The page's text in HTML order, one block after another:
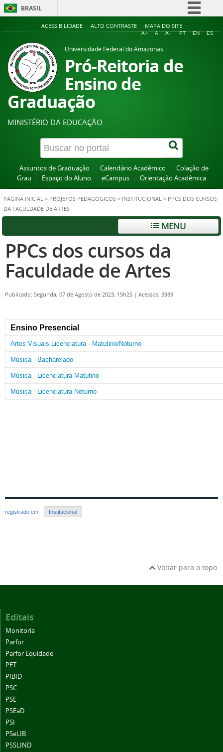
BRASIL
Simplifique!
Acesso à informação
ACESSIBILIDADE ALTO CONTRASTE MAPA DO SITE
A+ A A- PT EN ES
Universidade Federal do Amazonas
Pró-Reitoria de
Ensino de
Graduação
MINISTÉRIO DA EDUCAÇÃO
Assuntos de Graduação Calendário Acadêmico
Colação de
Grau
Espaço do Aluno eCampus Orientação Acadêmica
PÁGINA INICIAL > PROJETOS PEDAGÓGICOS > INSTITUCIONAL > PPCS DOS CURSOS
DA FACULDADE DE ARTES
MENU
PPCs dos cursos da
Faculdade de Artes
Publicado: Segunda, 07 de Agosto de 2023, 15h25 | Acessos: 3389
Ensino Presencial
Artes Visuais Licenciatura - Matutino/Noturno
Música - Bacharelado
Música - Licenciatura Matutino
Música - Licenciatura Noturno
registrado em: Institucional
Voltar para o topo
Editais
Monitoria
Parfor
Parfor Equidade
PET
PIBID
PSC
PSE
PSEaD
PSI
PSeLIB
PSSLIND